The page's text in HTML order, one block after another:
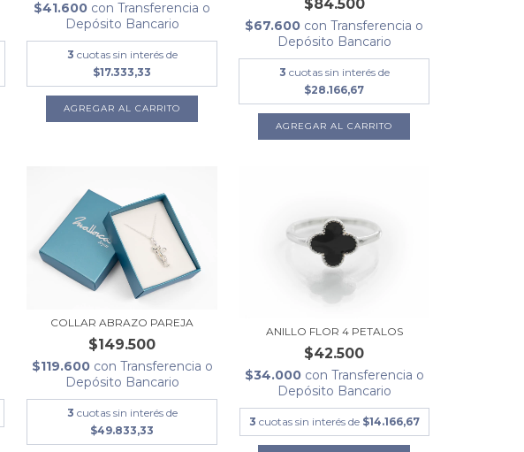
$41.600 con Transferencia o
Depósito Bancario
3 cuotas sin interés de
$17.333,33
$84.500
$67.600 con Transferencia o
Depósito Bancario
3 cuotas sin interés de
$28.166,67
COLLAR ABRAZO PAREJA
$149.500
$119.600 con Transferencia o
Depósito Bancario
3 cuotas sin interés de
$49.833,33
ANILLO FLOR 4 PETALOS
$42.500
$34.000 con Transferencia o
Depósito Bancario
3 cuotas sin interés de $14.166,67